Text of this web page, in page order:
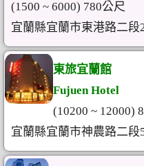
(1500 ~ 6000) 780公尺
宜蘭縣宜蘭市東港路二段
東旅宜蘭館
Fujuen Hotel
(10200 ~ 12000)
宜蘭縣宜蘭市神農路二段